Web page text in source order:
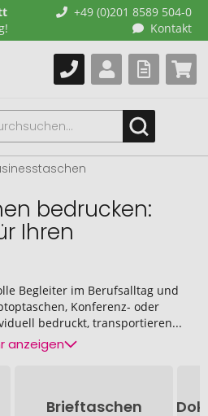
+49 (0)201 8589 504-0
Kontakt
bedrucken:
Ihren
Begleiter im Berufsalltag und
Konferenz- oder
bedruckt, transportieren...
anzeigen
Brieftaschen